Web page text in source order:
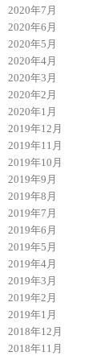
2020年7月
2020年6月
2020年5月
2020年4月
2020年3月
2020年2月
2020年1月
2019年12月
2019年11月
2019年10月
2019年9月
2019年8月
2019年7月
2019年6月
2019年5月
2019年4月
2019年3月
2019年2月
2019年1月
2018年12月
2018年11月